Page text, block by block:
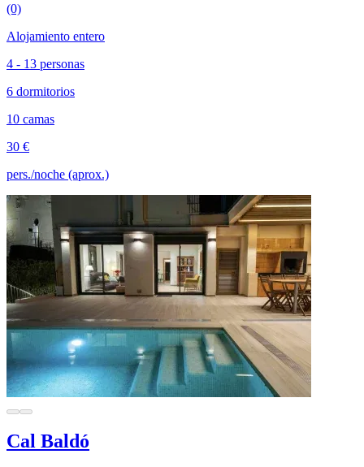
(0)
Alojamiento entero
4 - 13 personas
6 dormitorios
10 camas
30 €
pers./noche (aprox.)
Cal Baldó